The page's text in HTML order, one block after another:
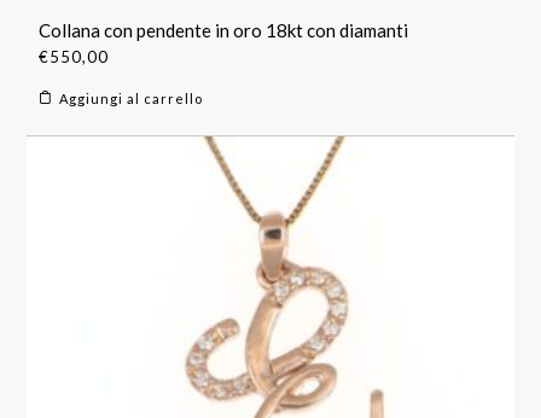
Collana con pendente in oro 18kt con diamanti
€550,00
Aggiungi al carrello